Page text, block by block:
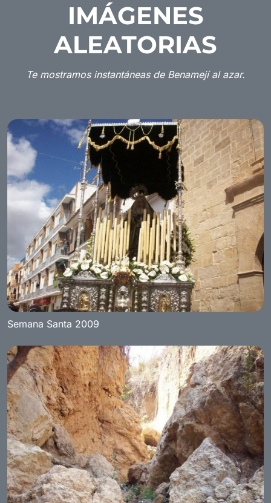
IMÁGENES
ALEATORIAS
Te mostramos instantáneas de Benamejí al azar.
Semana Santa 2009